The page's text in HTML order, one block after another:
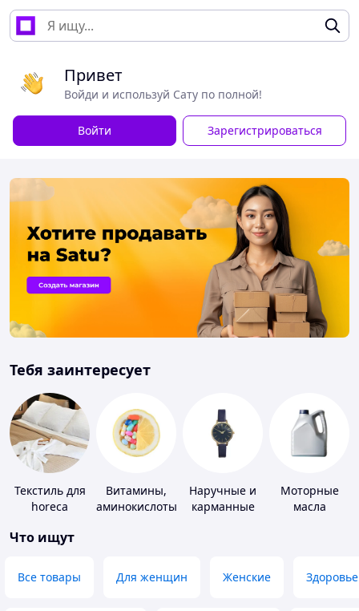
Привет
Войди и используй Сату по полной!
Войти Зарегистрироваться
Тебя заинтересует
Текстиль для
horeca
Витамины,
аминокислоты
Наручные и
карманные
Моторные
масла
Что ищут
Все товары Для женщин Женские Здоровье